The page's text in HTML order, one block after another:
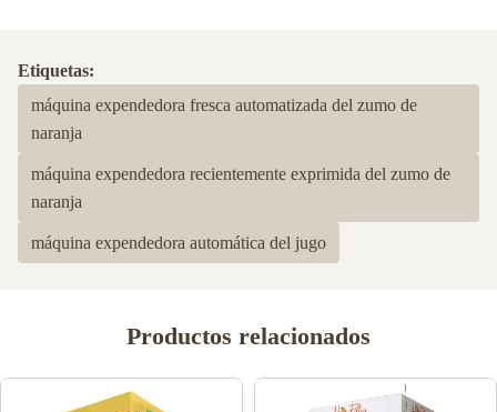
Etiquetas:
máquina expendedora fresca automatizada del zumo de
naranja
máquina expendedora recientemente exprimida del zumo de
naranja
máquina expendedora automática del jugo
Productos relacionados